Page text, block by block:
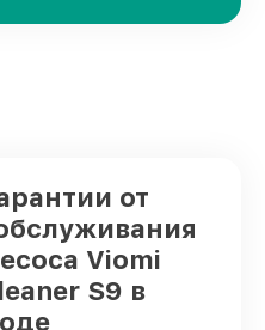
от
Viomi
S9 в